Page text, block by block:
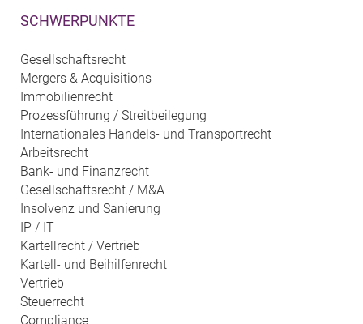
SCHWERPUNKTE
Gesellschaftsrecht
Mergers & Acquisitions
Immobilienrecht
Prozessführung / Streitbeilegung
Internationales Handels- und Transportrecht
Arbeitsrecht
Bank- und Finanzrecht
Gesellschaftsrecht / M&A
Insolvenz und Sanierung
IP / IT
Kartellrecht / Vertrieb
Kartell- und Beihilfenrecht
Vertrieb
Steuerrecht
Compliance